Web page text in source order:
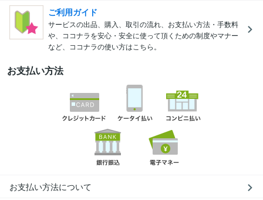
ご利用ガイド
サービスの出品、購入、取引の流れ、お支払い方法・手数料
や、ココナラを安心・安全に使って頂くための制度やマナー
など、ココナラの使い方はこちら。
お支払い方法
お支払い方法について